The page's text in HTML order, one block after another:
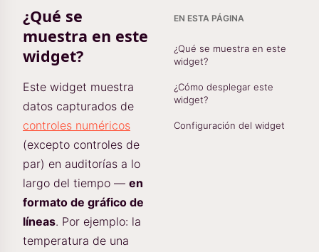
¿Qué se
muestra en este
widget?
Este widget muestra
datos capturados de
controles numéricos
(excepto controles de
par) en auditorías a lo
largo del tiempo — en
formato de gráfico de
líneas. Por ejemplo: la
temperatura de una
EN ESTA PÁGINA
¿Qué se muestra en este
widget?
¿Cómo desplegar este
widget?
Configuración del widget